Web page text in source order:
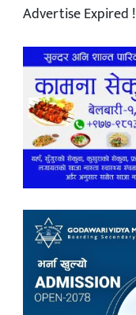
Advertise Expired !